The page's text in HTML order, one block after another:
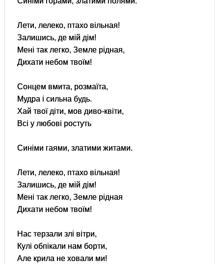
Лети, лелеко, птахо вільная!
Залишись, де мій дім!
Мені так легко, Земле рідная,
Дихати небом твоїм!
Сонцем вмита, розмаїта,
Мудра і сильна будь.
Хай твої діти, мов диво-квіти,
Всі у любові ростуть
Синіми гаями, златими житами.
Лети, лелеко, птахо вільная!
Залишись, де мій дім!
Мені так легко, Земле рідная
Дихати небом твоїм!
Нас терзали злі вітри,
Кулі обпікали нам борти,
Але крила не ховали ми!